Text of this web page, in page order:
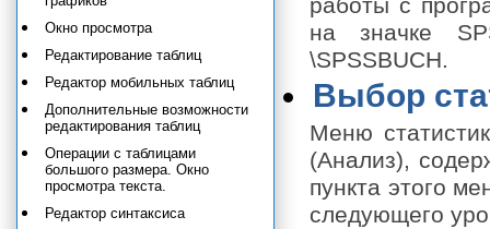
работы с
на значке
\SPSSBUCH.
Выбор
Меню
(Анализ),
пункта этого
следующего
Окно просмотра
Редактирование таблиц
Редактор мобильных таблиц
Дополнительные возможности
редактирования таблиц
Операции с таблицами
большого размера. Окно
просмотра текста.
Редактор синтаксиса